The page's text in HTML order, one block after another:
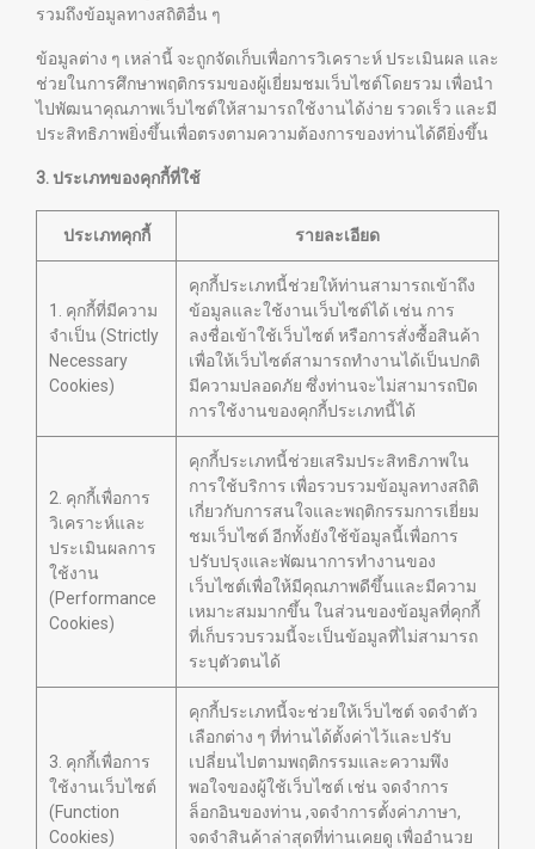
รวมถึงข้อมูลทางสถิติอื่น ๆ
ข้อมูลต่าง ๆ เหล่านี้ จะถูกจัดเก็บเพื่อการวิเคราะห์ ประเมินผล และ
ช่วยในการศึกษาพฤติกรรมของผู้เยี่ยมชมเว็บไซต์โดยรวม เพื่อนำ
ไปพัฒนาคุณภาพเว็บไซต์ให้สามารถใช้งานได้ง่าย รวดเร็ว และมี
ประสิทธิภาพยิ่งขึ้นเพื่อตรงตามความต้องการของท่านได้ดียิ่งขึ้น
3. ประเภทของคุกกี้ที่ใช้
ประเภทคุกกี้ รายละเอียด
1. คุกกี้ที่มีความ
จำเป็น (Strictly
Necessary
Cookies)
คุกกี้ประเภทนี้ช่วยให้ท่านสามารถเข้าถึง
ข้อมูลและใช้งานเว็บไซต์ได้ เช่น การ
ลงชื่อเข้าใช้เว็บไซต์ หรือการสั่งซื้อสินค้า
เพื่อให้เว็บไซต์สามารถทำงานได้เป็นปกติ
มีความปลอดภัย ซึ่งท่านจะไม่สามารถปิด
การใช้งานของคุกกี้ประเภทนี้ได้
2. คุกกี้เพื่อการ
วิเคราะห์และ
ประเมินผลการ
ใช้งาน
(Performance
Cookies)
คุกกี้ประเภทนี้ช่วยเสริมประสิทธิภาพใน
การใช้บริการ เพื่อรวบรวมข้อมูลทางสถิติ
เกี่ยวกับการสนใจและพฤติกรรมการเยี่ยม
ชมเว็บไซต์ อีกทั้งยังใช้ข้อมูลนี้เพื่อการ
ปรับปรุงและพัฒนาการทำงานของ
เว็บไซต์เพื่อให้มีคุณภาพดีขึ้นและมีความ
เหมาะสมมากขึ้น ในส่วนของข้อมูลที่คุกกี้
ที่เก็บรวบรวมนี้จะเป็นข้อมูลที่ไม่สามารถ
ระบุตัวตนได้
3. คุกกี้เพื่อการ
ใช้งานเว็บไซต์
(Function
Cookies)
คุกกี้ประเภทนี้จะช่วยให้เว็บไซต์ จดจำตัว
เลือกต่าง ๆ ที่ท่านได้ตั้งค่าไว้และปรับ
เปลี่ยนไปตามพฤติกรรมและความพึง
พอใจของผู้ใช้เว็บไซต์ เช่น จดจำการ
ล็อกอินของท่าน ,จดจำการตั้งค่าภาษา,
จดจำสินค้าล่าสุดที่ท่านเคยดู เพื่ออำนวย